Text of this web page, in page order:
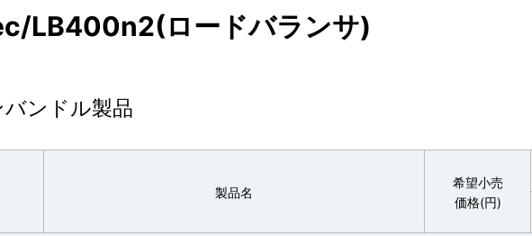
LB400n2(ロードバランサ)
ンドル製品
製品名
希望小売
価格(円)